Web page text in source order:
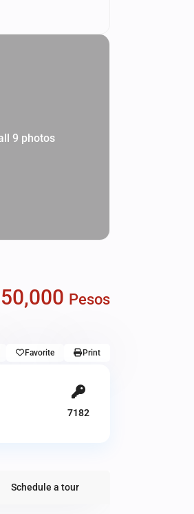
9 photos
Pesos
Favorite Print
7182
Schedule a tour